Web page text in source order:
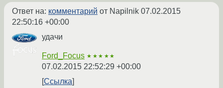
Ответ на: комментарий от Napilnik 07.02.2015
22:50:16 +00:00
удачи
Ford_Focus ★★★★★
07.02.2015 22:52:29 +00:00
Ссылка